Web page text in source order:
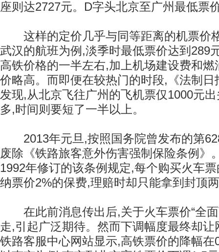
座则达2727元。D字头北京至广州最低票
这样的定价几乎与同等距离的机票价
武汉的航班为例,淡季时最低票价达到289
高铁价格的一半左右,加上机场建设费和
价略高。而即便在较热门的时段,《法制日
发现,从北京飞往广州的飞机票仅1000元
多,时间则要短了一半以上。
2013年元旦,按照国务院曾发布的第
废除《铁路旅客意外伤害强制保险条例》
1992年修订的该条例规定,每个购买火车
纳票价2%的保费,理赔时却只能拿到封顶
在此前消息传出后,关于火车票价“全面
走,引起广泛期待。然而下调幅度最终却
铁路客服中心网站显示,高铁票价的降幅在